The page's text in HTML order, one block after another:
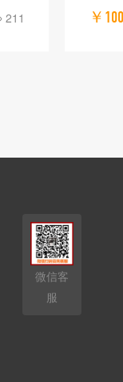
211 ￥100
微信客
服